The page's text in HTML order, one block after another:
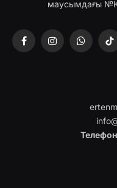
маусымдағы
FacebookInstagram